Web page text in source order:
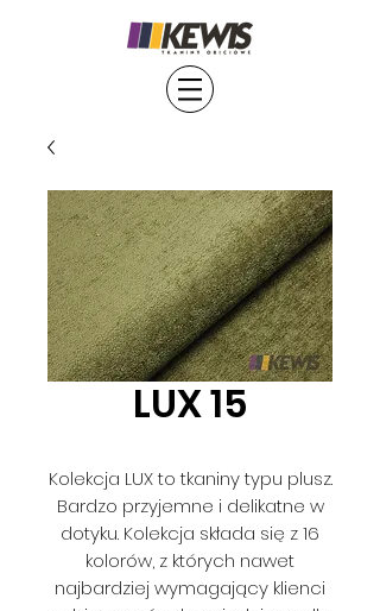
LUX 15
Kolekcja LUX to tkaniny typu plusz.
Bardzo przyjemne i delikatne w
dotyku. Kolekcja składa się z 16
kolorów, z których nawet
najbardziej wymagający klienci